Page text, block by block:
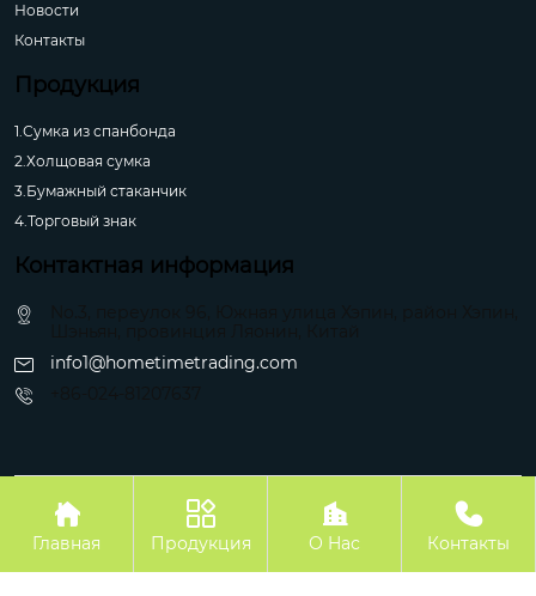
Новости
Контакты
Продукция
1.Сумка из спанбонда
2.Холщовая сумка
3.Бумажный стаканчик
4.Торговый знак
Контактная информация
info1@hometimetrading.com
Авторское право©Шэньян Хуэйфэнтай Импорт и Экспорт Ко.

Главная

Продукция

О Hас

Контакты